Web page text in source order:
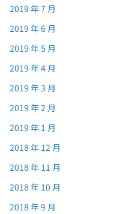
2019 年 7 月
2019 年 6 月
2019 年 5 月
2019 年 4 月
2019 年 3 月
2019 年 2 月
2019 年 1 月
2018 年 12 月
2018 年 11 月
2018 年 10 月
2018 年 9 月